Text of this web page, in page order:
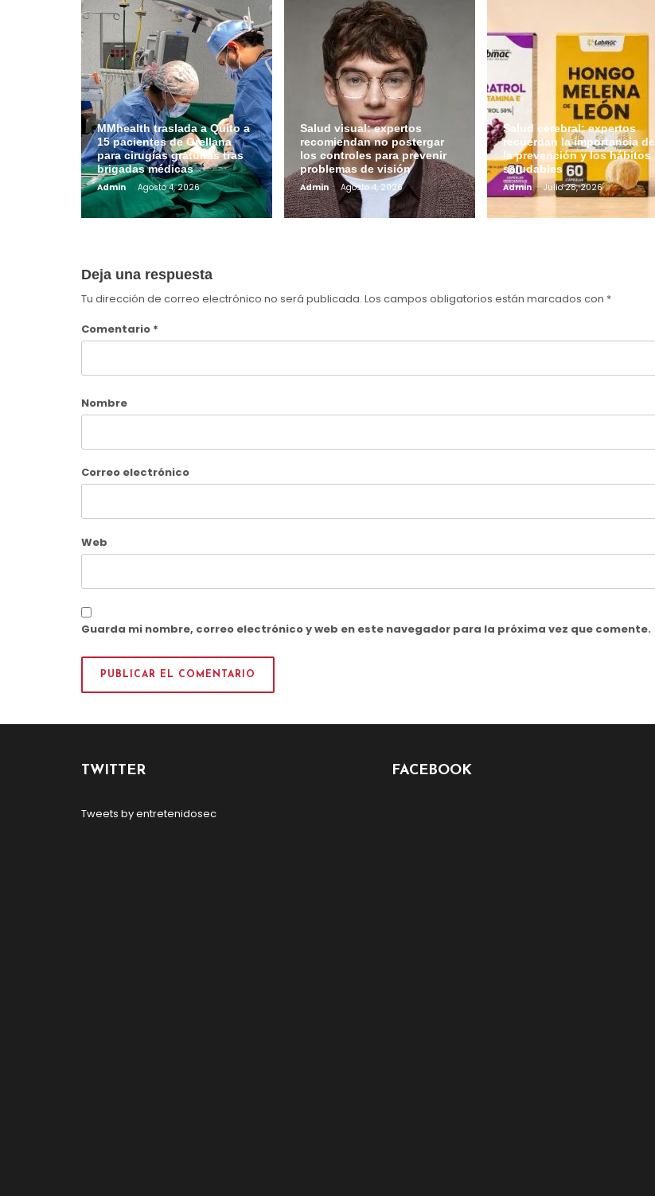
MMhealth traslada a Quito a
15 pacientes de Orellana
para cirugías gratuitas tras
brigadas médicas
Admin Agosto 4, 2026
Salud visual: expertos
recomiendan no postergar
los controles para prevenir
problemas de visión
Admin Agosto 4, 2026
Salud cerebral: expertos
recuerdan la importancia de
la prevención y los hábitos
saludables
Admin Julio 28, 2026
Deja una respuesta
Tu dirección de correo electrónico no será publicada. Los campos obligatorios están marcados con *
Comentario *
Nombre
Correo electrónico
Web
Guarda mi nombre, correo electrónico y web en este navegador para la próxima vez que comente.
TWITTER
Tweets by entretenidosec
FACEBOOK